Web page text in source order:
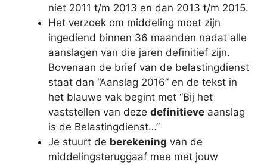
niet 2011 t/m 2013 en dan 2013 t/m 2015.
Het verzoek om middeling moet zijn
ingediend binnen 36 maanden nadat alle
aanslagen van die jaren definitief zijn.
Bovenaan de brief van de belastingdienst
staat dan “Aanslag 2016” en de tekst in
het blauwe vak begint met “Bij het
vaststellen van deze definitieve aanslag
is de Belastingdienst…”
Je stuurt de berekening van de
middelingsteruggaaf mee met jouw